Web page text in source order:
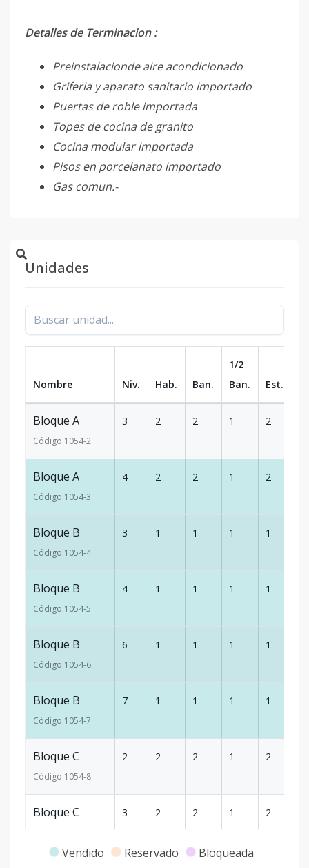
Detalles de Terminacion :
Preinstalacionde aire acondicionado
Griferia y aparato sanitario importado
Puertas de roble importada
Topes de cocina de granito
Cocina modular importada
Pisos en porcelanato importado
Gas comun.-
Unidades
Nombre Niv. Hab. Ban.
1/2
Ban.
Est.
Bloque A
Código 1054-2
3 2 2 1 2
Bloque A
Código 1054-3
4 2 2 1 2
Bloque B
Código 1054-4
3 1 1 1 1
Bloque B
Código 1054-5
4 1 1 1 1
Bloque B
Código 1054-6
6 1 1 1 1
Bloque B
Código 1054-7
7 1 1 1 1
Bloque C
Código 1054-8
2 2 2 1 2
Bloque C
Código
3 2 2 1 2
Vendido Reservado Bloqueada